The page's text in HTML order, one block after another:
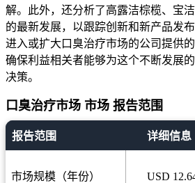
解。此外，还分析了高露洁棕榄、宝
的最新发展，以跟踪创新和新产品发
进入或扩大口臭治疗市场的公司提供
确保利益相关者能够为这个不断发展
决策。
口臭治疗市场 市场 报告范围
报告范围 详细信息
市场规模（年份） USD